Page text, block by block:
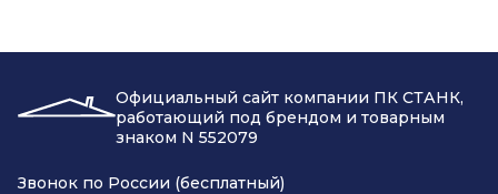
Официальный сайт компании ПК СТАНК,
работающий под брендом и товарным
знаком N 552079
Звонок по России (бесплатный)